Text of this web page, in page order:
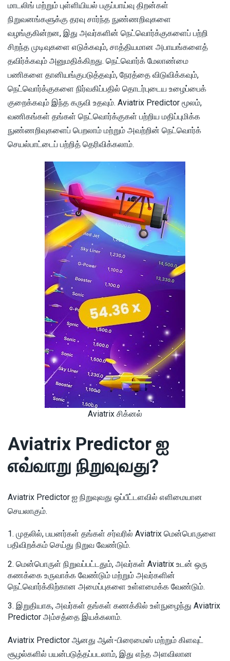
மாடலிங் மற்றும் புள்ளியியல் பகுப்பாய்வு திறன்கள்
நிறுவனங்களுக்கு தரவு சார்ந்த நுண்ணறிவுகளை
வழங்குகின்றன, இது அவர்களின் நெட்வொர்க்குகளைப் பற்றி
சிறந்த முடிவுகளை எடுக்கவும், சாத்தியமான அபாயங்களைத்
தவிர்க்கவும் அனுமதிக்கிறது. நெட்வொர்க் மேலாண்மை
பணிகளை தானியங்குபடுத்தவும், நேரத்தை விடுவிக்கவும்,
நெட்வொர்க்குகளை நிர்வகிப்பதில் தொடர்புடைய உழைப்பைக்
குறைக்கவும் இந்த கருவி உதவும். Aviatrix Predictor மூலம்,
வணிகங்கள் தங்கள் நெட்வொர்க்குகள் பற்றிய மதிப்புமிக்க
நுண்ணறிவுகளைப் பெறலாம் மற்றும் அவற்றின் நெட்வொர்க்
செயல்பாட்டைப் பற்றித் தெரிவிக்கலாம்.
Aviatrix சிக்னல்
Aviatrix Predictor ஐ
எவ்வாறு நிறுவுவது?
Aviatrix Predictor ஐ நிறுவுவது ஒப்பீட்டளவில் எளிமையான
செயலாகும்.
முதலில், பயனர்கள் தங்கள் சர்வரில் Aviatrix மென்பொருளை
பதிவிறக்கம் செய்து நிறுவ வேண்டும்.
மென்பொருள் நிறுவப்பட்டதும், அவர்கள் Aviatrix உடன் ஒரு
கணக்கை உருவாக்க வேண்டும் மற்றும் அவர்களின்
நெட்வொர்க்கிற்கான அமைப்புகளை உள்ளமைக்க வேண்டும்.
இறுதியாக, அவர்கள் தங்கள் கணக்கில் உள்நுழைந்து Aviatrix
Predictor அம்சத்தை இயக்கலாம்.
Aviatrix Predictor ஆனது ஆன்-பிரைமைஸ் மற்றும் கிளவுட்
சூழல்களில் பயன்படுத்தப்படலாம், இது எந்த அளவிலான